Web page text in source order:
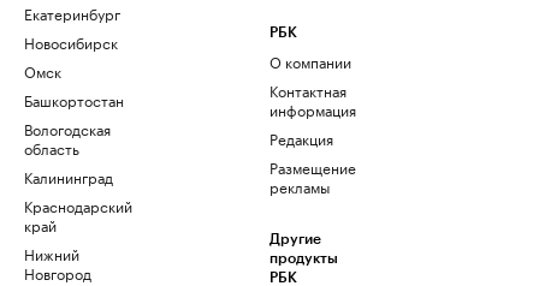
Екатеринбург
Новосибирск
Омск
Башкортостан
Вологодская
область
Калининград
Краснодарский
край
Нижний
Новгород
РБК
О компании
Контактная
информация
Редакция
Размещение
рекламы
Другие
продукты
РБК